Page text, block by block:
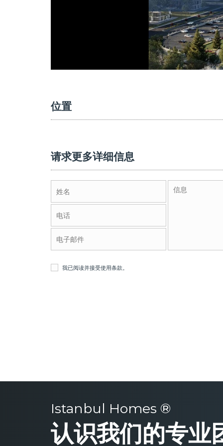
位置
请求更多详细信息
我已阅读并接受使用条款。
Istanbul Homes ®
认识我们的专业